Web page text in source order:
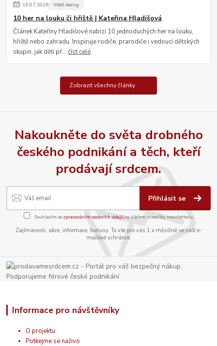
15.07.2026 Well-being
10 her na louku či hřiště | Kateřina Hladišová
Článek Kateřiny Hladišové nabízí 10 jednoduchých her na louku,
hřiště nebo zahradu. Inspiruje rodiče, prarodiče i vedoucí dětských
skupin, jak děti př...číst celé
Zobrazit všechny články
Nakoukněte do světa drobného
českého podnikání a těch, kteří
prodávají srdcem.
Přihlásit se
Souhlasím se zpracováním osobních údajůza účelem rozesílky newsletteru.
Zajímavosti, akce, informace, bonusy. To vše pro vás 1 x měsíčně ve vaší e-
mailové schránce.
Informace pro návštěvníky
O projektu
Potkejme se naživo